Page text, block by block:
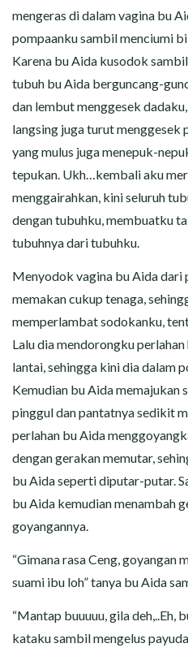
mengeras di dalam vagina bu
pompaanku sambil menciumi
Karena bu Aida kusodok
tubuh bu Aida berguncang-
dan lembut menggesek
langsing juga turut menggesek
yang mulus juga menepuk-
tepukan. Ukh…kembali aku
menggairahkan, kini seluruh
dengan tubuhku, membuatku
tubuhnya dari tubuhku.
Menyodok vagina bu Aida dari
memakan cukup tenaga,
memperlambat sodokanku,
Lalu dia mendorongku
lantai, sehingga kini dia dalam
Kemudian bu Aida memajukan
pinggul dan pantatnya sedikit
perlahan bu Aida
dengan gerakan memutar,
bu Aida seperti diputar-putar.
bu Aida kemudian menambah
goyangannya.
“Gimana rasa Ceng, goyangan
suami ibu loh” tanya bu Aida
“Mantap buuuuu, gila deh,..Eh,
kataku sambil mengelus